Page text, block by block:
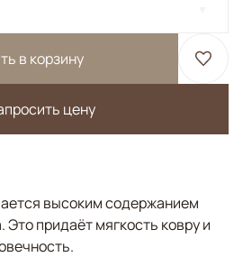
в корзину
цену
высоким содержанием
Это придаёт мягкость ковру и